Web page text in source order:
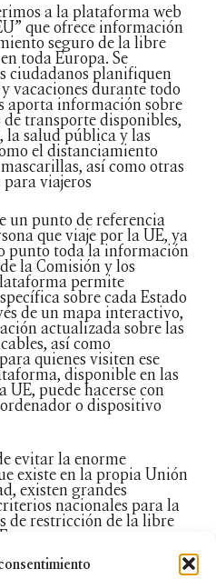
a la plataforma web
que ofrece información
seguro de la libre
toda Europa. Se
ciudadanos planifiquen
vacaciones durante todo
aporta información sobre
transporte disponibles,
la salud pública y las
el distanciamiento
así como otras
viajeros
un punto de referencia
que viaje por la UE, ya
punto toda la información
la Comisión y los
permite
sobre cada Estado
de un mapa interactivo,
actualizada sobre las
así como
quienes visiten ese
disponible en las
UE, puede hacerse con
o dispositivo
evitar la enorme
existe en la propia Unión
existen grandes
nacionales para la
de restricción de la libre
que las directrices de la